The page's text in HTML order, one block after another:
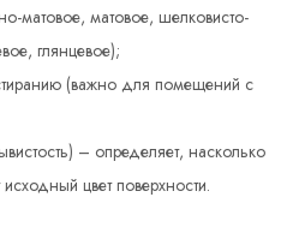
матовое, матовое, шелковисто-
глянцевое);
(важно для помещений с
– определяет, насколько
цвет поверхности.